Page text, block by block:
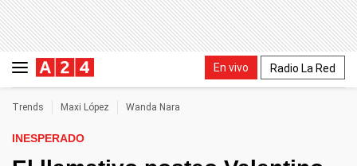
En vivo Radio La Red
Trends Maxi López Wanda Nara
INESPERADO